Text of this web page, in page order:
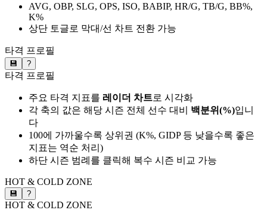
AVG, OBP, SLG, OPS, ISO, BABIP, HR/G, TB/G, BB%,
K%
상단 토글로 막대/선 차트 전환 가능
타격 프로필
💾 ?
타격 프로필
주요 타격 지표를 레이더 차트로 시각화
각 축의 값은 해당 시즌 전체 선수 대비 백분위(%)입니
다
100에 가까울수록 상위권 (K%, GIDP 등 낮을수록 좋은
지표는 역순 처리)
하단 시즌 범례를 클릭해 복수 시즌 비교 가능
HOT & COLD ZONE
💾 ?
HOT & COLD ZONE